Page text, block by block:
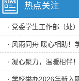
热点关注
· 党委学生工作部（处）